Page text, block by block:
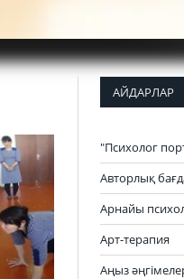
АЙДАРЛАР
"Психолог
Авторлық
Арнайы
Арт-терапия
Аңыз